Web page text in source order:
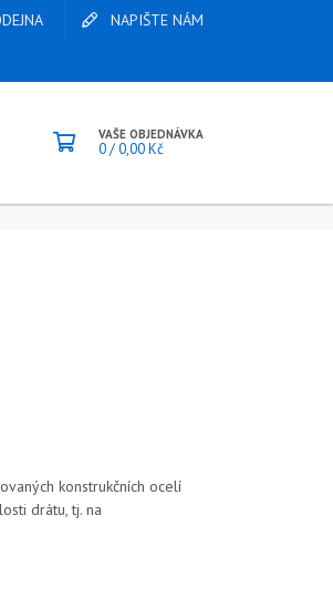
NAPIŠTE NÁM
VAŠE OBJEDNÁVKA
0/0,00Kč
konstrukčních ocelí
drátu, tj. na